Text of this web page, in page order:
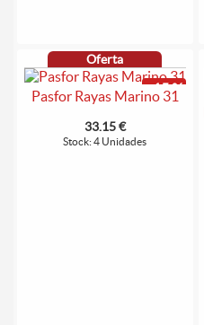
Oferta
- 15 %
Pasfor Rayas Marino 31
33.15 €
Stock: 4 Unidades